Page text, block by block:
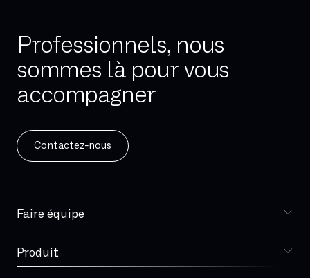
Professionnels, nous
sommes là pour vous
accompagner
Contactez-nous
Faire équipe
Choisir Sewan
Produit